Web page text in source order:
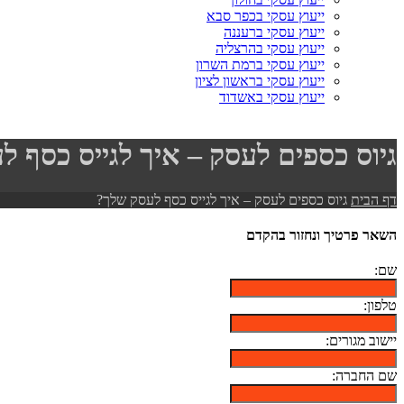
ייעוץ עסקי בכפר סבא
ייעוץ עסקי ברעננה
ייעוץ עסקי בהרצליה
ייעוץ עסקי ברמת השרון
ייעוץ עסקי בראשון לציון
ייעוץ עסקי באשדוד
גיוס כספים לעסק – איך לגייס כסף
דף הבית גיוס כספים לעסק – איך לגייס כסף לעסק שלך?
השאר פרטיך ונחזור בהקדם
שם:
טלפון:
יישוב מגורים:
שם החברה: